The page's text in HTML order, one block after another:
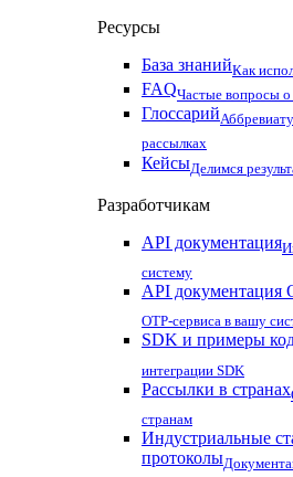
Ресурсы
База знанийКак
FAQЧастые вопросы о
Глоссарий
рассылках
КейсыДелимся
Разработчикам
API документация
систему
API документация
OTP-сервиса в вашу
SDK и примеры
интеграции SDK
Рассылки в странах
странам
Индустриальные
протоколы